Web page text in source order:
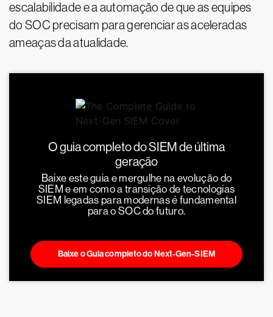
escalabilidade e a automação de que as equipes
do SOC precisam para gerenciar as aceleradas
ameaças da atualidade.
O guia completo do SIEM de última
geração
Baixe este guia e mergulhe na evolução do
SIEM e em como a transição de tecnologias
SIEM legadas para modernas é fundamental
para o SOC do futuro.
Baixe o Guia completo do Next-Gen-SIEM